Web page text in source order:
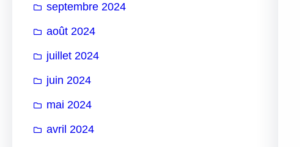
septembre 2024
août 2024
juillet 2024
juin 2024
mai 2024
avril 2024